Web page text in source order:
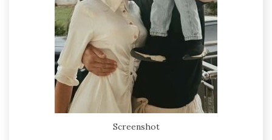
Screenshot